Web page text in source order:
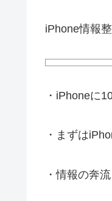
iPhone情報
・iPhoneに
・まずは
・情報の奔